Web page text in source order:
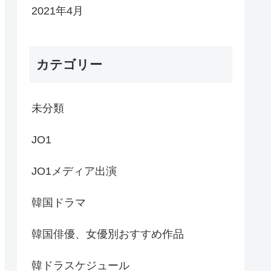
2021年4月
カテゴリー
未分類
JO1
JO1メディア出演
韓国ドラマ
韓国俳優、女優別おすすめ作品
韓ドラスケジュール